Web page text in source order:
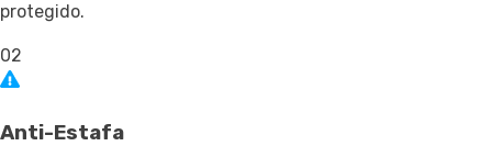
protegido.
02
Anti-Estafa